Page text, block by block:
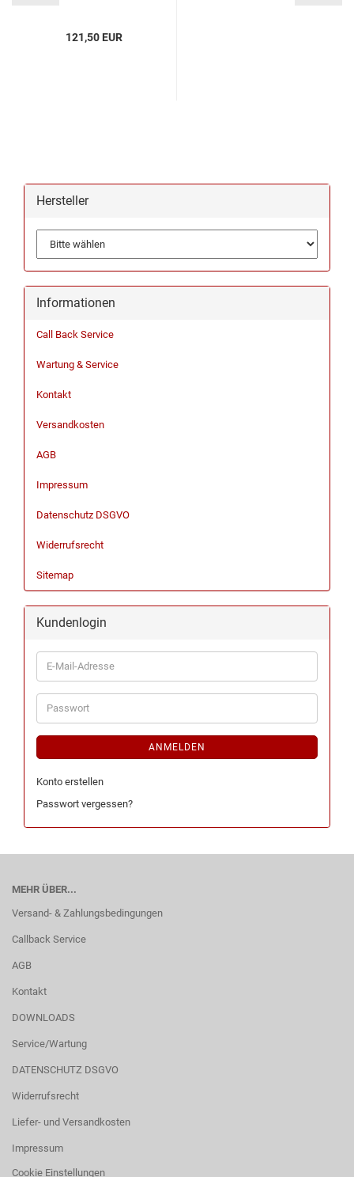
121,50 EUR
Hersteller
Informationen
Call Back Service
Wartung & Service
Kontakt
Versandkosten
AGB
Impressum
Datenschutz DSGVO
Widerrufsrecht
Sitemap
Kundenlogin
ANMELDEN
Konto erstellen
Passwort vergessen?
MEHR ÜBER...
Versand- & Zahlungsbedingungen
Callback Service
AGB
Kontakt
DOWNLOADS
Service/Wartung
DATENSCHUTZ DSGVO
Widerrufsrecht
Liefer- und Versandkosten
Impressum
Cookie Einstellungen